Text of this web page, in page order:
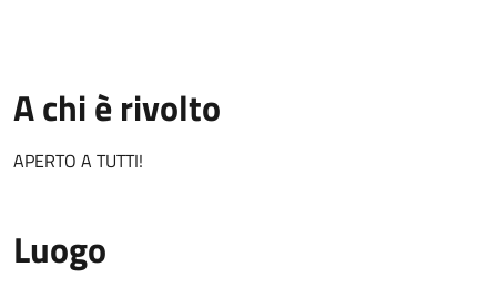
A chi è rivolto
APERTO A TUTTI!
Luogo